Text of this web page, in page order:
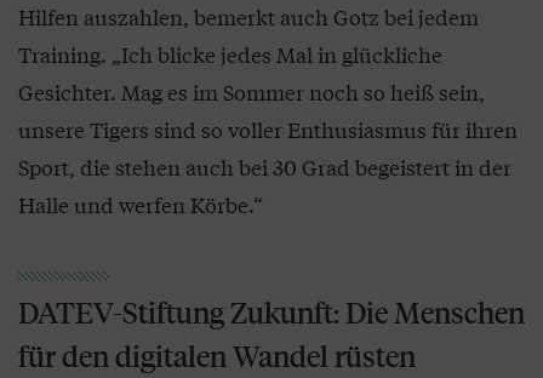
Hilfen auszahlen, bemerkt auch Gotz bei jedem
Training. „Ich blicke jedes Mal in glückliche
Gesichter. Mag es im Sommer noch so heiß sein,
unsere Tigers sind so voller Enthusiasmus für ihren
Sport, die stehen auch bei 30 Grad begeistert in der
Halle und werfen Körbe.“
DATEV-Stiftung Zukunft: Die Menschen
für den digitalen Wandel rüsten